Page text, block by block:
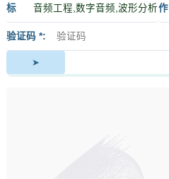
标
签
作
验证码 *